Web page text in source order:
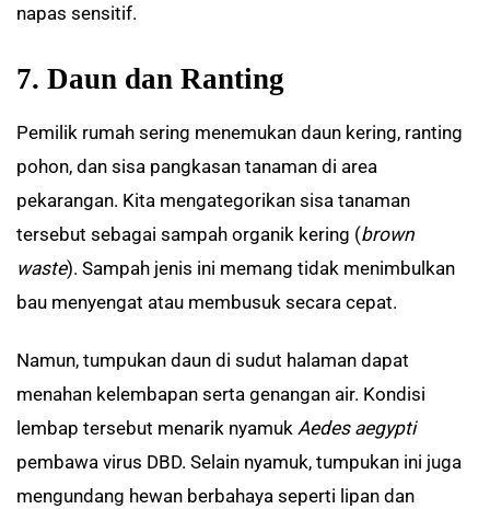
napas sensitif.
7. Daun dan Ranting
Pemilik rumah sering menemukan daun kering, ranting
pohon, dan sisa pangkasan tanaman di area
pekarangan. Kita mengategorikan sisa tanaman
tersebut sebagai sampah organik kering (brown
waste). Sampah jenis ini memang tidak menimbulkan
bau menyengat atau membusuk secara cepat.
Namun, tumpukan daun di sudut halaman dapat
menahan kelembapan serta genangan air. Kondisi
lembap tersebut menarik nyamuk Aedes aegypti
pembawa virus DBD. Selain nyamuk, tumpukan ini juga
mengundang hewan berbahaya seperti lipan dan